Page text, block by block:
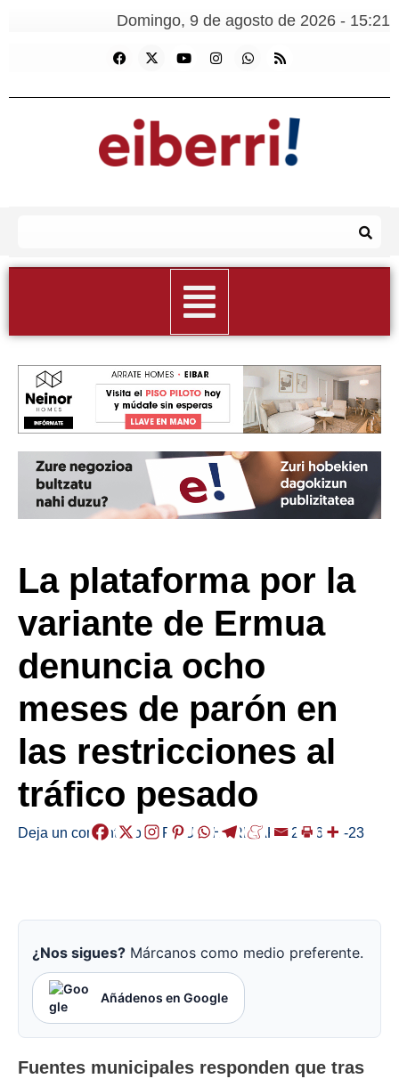
Domingo, 9 de agosto de 2026 - 15:21
La plataforma por la
variante de Ermua
denuncia ocho
meses de parón en
las restricciones al
tráfico pesado
Deja un comentario /ERMUA, HERRIAK,/ 2026-05-23
¿Nos sigues? Márcanos como medio preferente.
Añádenos en Google
Fuentes municipales responden que tras